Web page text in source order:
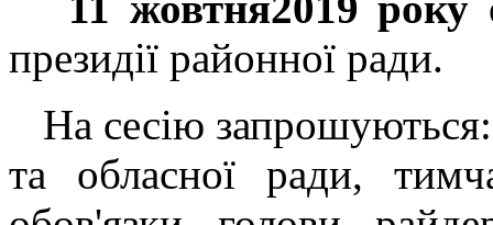
президії районної ради.
На сесію
та обласної ради,